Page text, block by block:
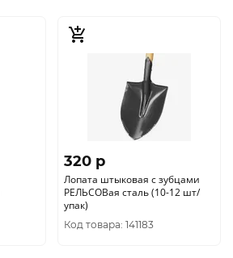
320 p
Лопата штыковая с зубцами
РЕЛЬСОВая сталь (10-12 шт/
упак)
Код товара: 141183